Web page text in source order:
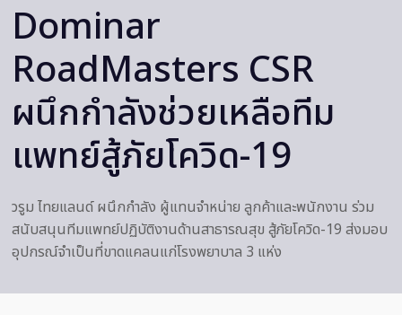
Dominar
RoadMasters CSR
ผนึกกำลังช่วยเหลือทีม
แพทย์สู้ภัยโควิด-19
วรูม ไทยแลนด์ ผนึกกำลัง ผู้แทนจำหน่าย ลูกค้าและพนักงาน ร่วม
สนับสนุนทีมแพทย์ปฏิบัติงานด้านสาธารณสุข สู้ภัยโควิด-19 ส่งมอบ
อุปกรณ์จำเป็นที่ขาดแคลนแก่โรงพยาบาล 3 แห่ง